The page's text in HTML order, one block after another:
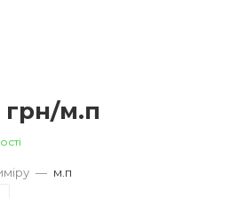
грн/м.п
— м.п